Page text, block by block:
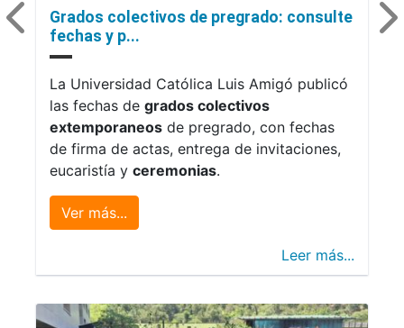
Grados colectivos de pregrado: consulte
fechas y p...
La Universidad Católica Luis Amigó publicó
las fechas de grados colectivos
extemporaneos de pregrado, con fechas
de firma de actas, entrega de invitaciones,
eucaristía y ceremonias.
Ver más...
Leer más...